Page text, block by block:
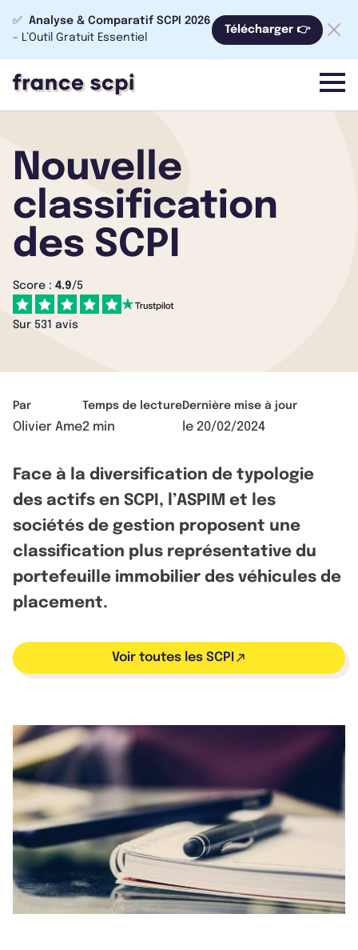
✅ Analyse & Comparatif SCPI 2026
- L’Outil Gratuit Essentiel
Télécharger 👉
menu
Nouvelle
classification
des SCPI
Score : 4.9/5
Sur 531 avis
Par
Olivier Ame
Temps de lecture
2 min
Dernière mise à jour
le 20/02/2024
Face à la diversification de typologie
des actifs en SCPI, l’ASPIM et les
sociétés de gestion proposent une
classification plus représentative du
portefeuille immobilier des véhicules de
placement.
Voir toutes les SCPI